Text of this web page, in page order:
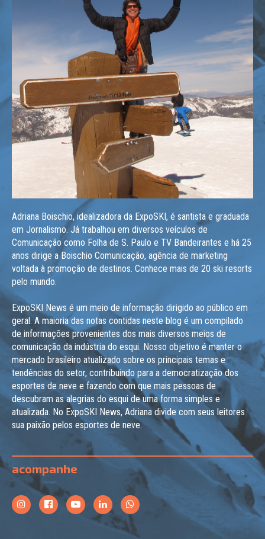
Adriana Boischio, idealizadora da ExpoSKI, é santista e graduada
em Jornalismo. Já trabalhou em diversos veículos de
Comunicação como Folha de S. Paulo e TV Bandeirantes e há 25
anos dirige a Boischio Comunicação, agência de marketing
voltada à promoção de destinos. Conhece mais de 20 ski resorts
pelo mundo.
ExpoSKI News é um meio de informação dirigido ao público em
geral. A maioria das notas contidas neste blog é um compilado
de informações provenientes dos mais diversos meios de
comunicação da indústria do esqui. Nosso objetivo é manter o
mercado brasileiro atualizado sobre os principais temas e
tendências do setor, contribuindo para a democratização dos
esportes de neve e fazendo com que mais pessoas de
descubram as alegrias do esqui de uma forma simples e
atualizada. No ExpoSKI News, Adriana divide com seus leitores
sua paixão pelos esportes de neve.
acompanhe